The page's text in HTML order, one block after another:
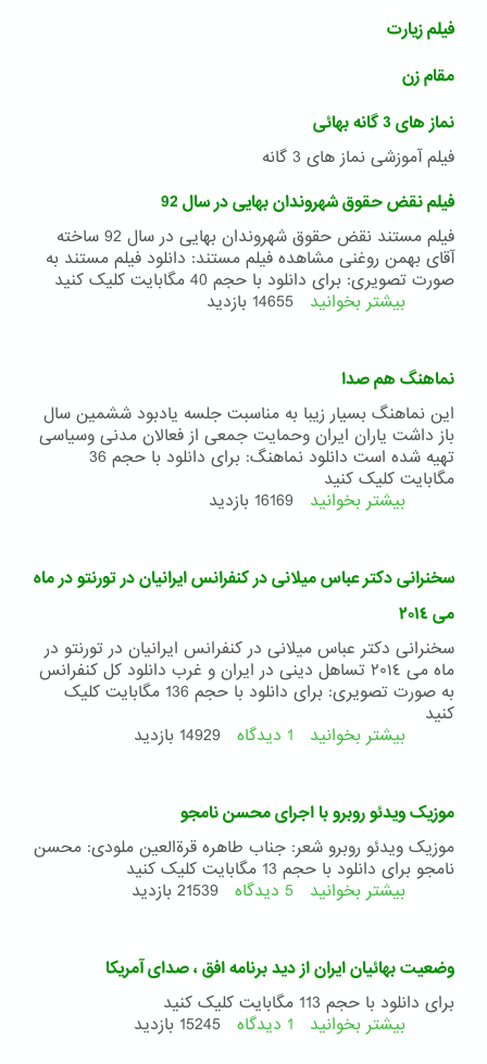
فیلم زیارت
مقام زن
نماز های 3 گانه بهائی
فیلم آموزشی نماز های 3 گانه
فیلم نقض حقوق شهروندان بهایی در سال 92
فیلم مستند نقض حقوق شهروندان بهایی در سال 92 ساخته
آقای بهمن روغنی مشاهده فیلم مستند: دانلود فیلم مستند به
صورت تصویری: برای دانلود با حجم 40 مگابایت کلیک کنید
بیشتر بخوانید درباره
بهایی
در
سال
14655 بازدید
نماهنگ هم صدا
این نماهنگ بسیار زیبا به مناسبت جلسه یادبود ششمین سال
باز داشت یاران ایران وحمایت جمعی از فعالان مدنی وسیاسی
تهیه شده است دانلود نماهنگ: برای دانلود با حجم 36
مگابایت کلیک کنید
بیشتر بخوانید درباره
صدا
16169 بازدید
سخنرانی دکتر عباس میلانی در کنفرانس ایرانیان در تورنتو در ماه
می ٢٠١٤
سخنرانی دکتر عباس میلانی در کنفرانس ایرانیان در تورنتو در
ماه می ٢٠١٤ تساهل دینی در ایران و غرب دانلود کل کنفرانس
به صورت تصویری: برای دانلود با حجم 136 مگابایت کلیک
کنید
بیشتر بخوانید درباره
عباس
میلانی
در
کنفرانس
ایرانیان
ماه
می
٢٠١٤
1 دیدگاه 14929 بازدید
موزیک ویدئو روبرو با اجرای محسن نامجو
موزیک ویدئو روبرو شعر: جناب طاهره قرةالعین ملودی: محسن
نامجو برای دانلود با حجم 13 مگابایت کلیک کنید
بیشتر بخوانید درباره
روبرو
با
اجرای
محسن
5 دیدگاه 21539 بازدید
وضعیت بهائیان ایران از دید برنامه افق ، صدای آمریکا
برای دانلود با حجم 113 مگابایت کلیک کنید
بیشتر بخوانید درباره
1 دیدگاه 15245 بازدید